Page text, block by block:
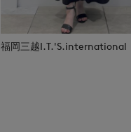
福岡三越I.T.'S.international